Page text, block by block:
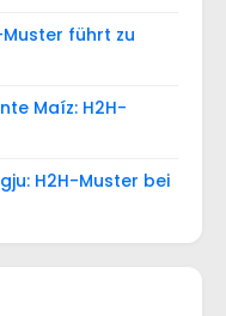
führt zu
Maíz: H2H-
H2H-Muster bei